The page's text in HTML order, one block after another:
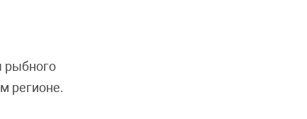
рыбного
регионе.